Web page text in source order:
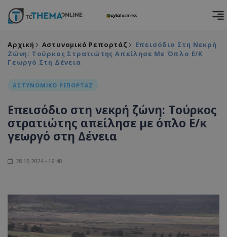
Αρχική Αστυνομικό Ρεπορτάζ
Επεισόδιο Στη Νεκρή
Ζώνη: Τούρκος Στρατιώτης Απείλησε Με Όπλο Ε/κ
Γεωργό Στη Δένεια
ΑΣΤΥΝΟΜΙΚΟ ΡΕΠΟΡΤΑΖ
Επεισόδιο στη νεκρή ζώνη: Τούρκος
στρατιώτης απείλησε με όπλο Ε/κ
γεωργό στη Δένεια
28.10.2024 - 16:48